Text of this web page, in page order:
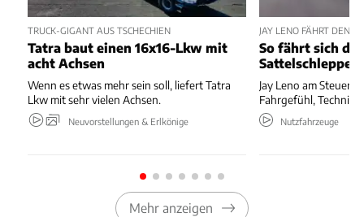
TRUCK-GIGANT AUS TSCHECHIEN
Tatra baut einen 16x16-Lkw mit
acht Achsen
Wenn es etwas mehr sein soll, liefert Tatra
Lkw mit sehr vielen Achsen.
Neuvorstellungen & Erlkönige
JAY LENO FÄHRT DEN
So fährt sich
Sattelschlepper
Jay Leno am Steuer
Fahrgefühl, Technik
Nutzfahrzeuge
Mehr anzeigen